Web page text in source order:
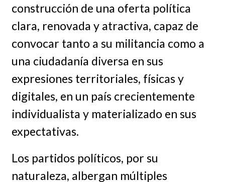
construcción de una oferta política
clara, renovada y atractiva, capaz de
convocar tanto a su militancia como a
una ciudadanía diversa en sus
expresiones territoriales, físicas y
digitales, en un país crecientemente
individualista y materializado en sus
expectativas.
Los partidos políticos, por su
naturaleza, albergan múltiples